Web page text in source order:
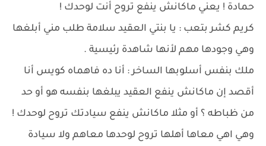
حمادة ! يعني ماكانش ينفع تروح أنت لوحدك !
كريم كشر بتعب : يا بنتي العقيد سلامة طلب مني أبلغها
وهي وجودها مهم لأنها شاهدة رئيسية .
ملك بنفس أسلوبها الساخر : أنا ده فاهماه كويس أنا
أقصد إن ماكانش ينفع العقيد يبلغها بنفسه هو أو حد
من ظباطه ؟ أو مثلا ماكانش ينفع سيادتك تروح لوحدك !
وهي اهي معاها أهلها تروح لوحدها معاهم ولا سيادة